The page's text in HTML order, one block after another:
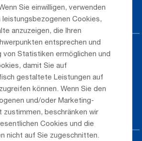
Sie einwilligen, verwenden
leistungsbezogenen Cookies,
anzuzeigen, die Ihren
entsprechen und
von Statistiken ermöglichen und
damit Sie auf
gestaltete Leistungen auf
können. Wenn Sie den
und/oder Marketing-
zustimmen, beschränken wir
Cookies und die
nicht auf Sie zugeschnitten.